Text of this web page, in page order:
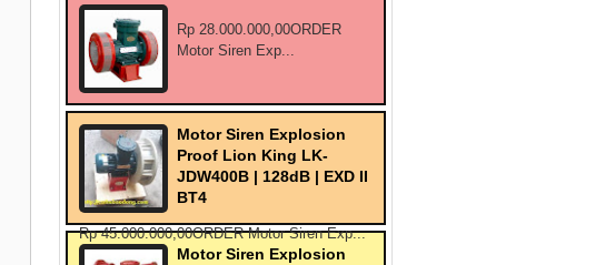
Rp 28.000.000,00ORDER
Motor Siren Exp...
Motor Siren Explosion
Proof Lion King LK-
JDW400B | 128dB | EXD II
BT4
Rp 45.000.000,00ORDER Motor Siren Exp...
Motor Siren Explosion